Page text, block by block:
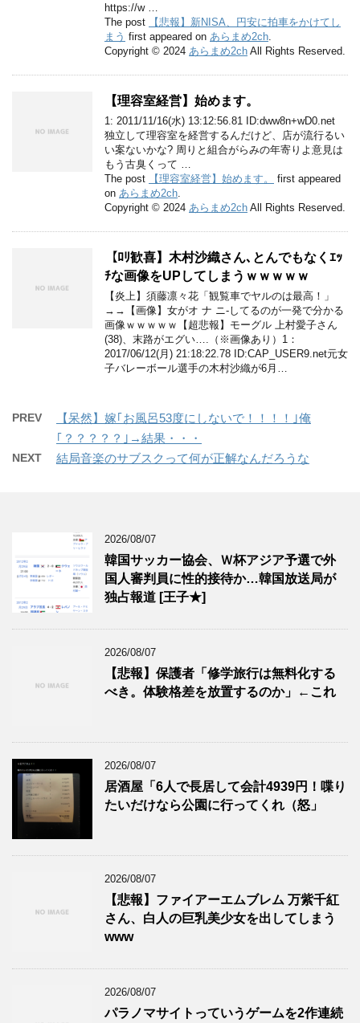
https://w …
The post
【悲報】新NISA、円安に拍車をかけてし
まう first appeared on あらまめ2ch
Copyright © 2024 あらまめ2ch All Rights Reserved.
【理容室経営】始めます。
1: 2011/11/16(水) 13:12:56.81 ID:dww8n+wD0.net
独立して理容室を経営するんだけど、店が流行るい
い案ないかな? 周りと組合がらみの年寄りよ意見は
もう古臭くって …
The post
【理容室経営】始めます。
first appeared
on あらまめ2ch
Copyright © 2024 あらまめ2ch All Rights Reserved.
【ﾛﾘ歓喜】木村沙織さん､とんでもなくｴｯ
ﾁな画像をUPしてしまうｗｗｗｗｗ
【炎上】須藤凛々花「観覧車でヤルのは最高！」
→→【画像】女がオ ナ ニ-してるのが一発で分かる
画像ｗｗｗｗｗ【超悲報】モーグル 上村愛子さん
(38)、末路がエグい….（※画像あり）1：
2017/06/12(月) 21:18:22.78 ID:CAP_USER9.net元女
子バレーボール選手の木村沙織が6月…
PREV
【呆然】嫁｢お風呂53度にしないで！！！！｣俺
｢？？？？？｣→結果・・・
NEXT 結局音楽のサブスクって何が正解なんだろうな
2026/08/07
韓国サッカー協会、Ｗ杯アジア予選で外
国人審判員に性的接待か…韓国放送局が
独占報道 [王子★]
2026/08/07
【悲報】保護者「修学旅行は無料化する
べき。体験格差を放置するのか」←これ
2026/08/07
居酒屋「6人で長居して会計4939円！喋り
たいだけなら公園に行ってくれ（怒」
2026/08/07
【悲報】ファイアーエムブレム 万紫千紅
さん、白人の巨乳美少女を出してしまう
www
2026/08/07
パラノマサイトっていうゲームを2作連続